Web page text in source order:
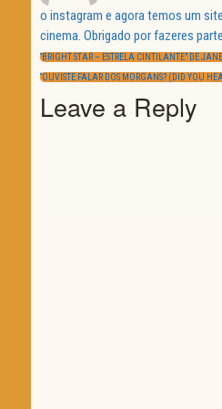
o instagram e agora temos um
cinema. Obrigado por fazeres
Navegação
de
artigos
PREVIOUS
“BRIGHT STAR – ESTRELA CINTILANTE” DE
NEXT
“OUVISTE FALAR DOS MORGANS? (DID YOU
Leave a Reply